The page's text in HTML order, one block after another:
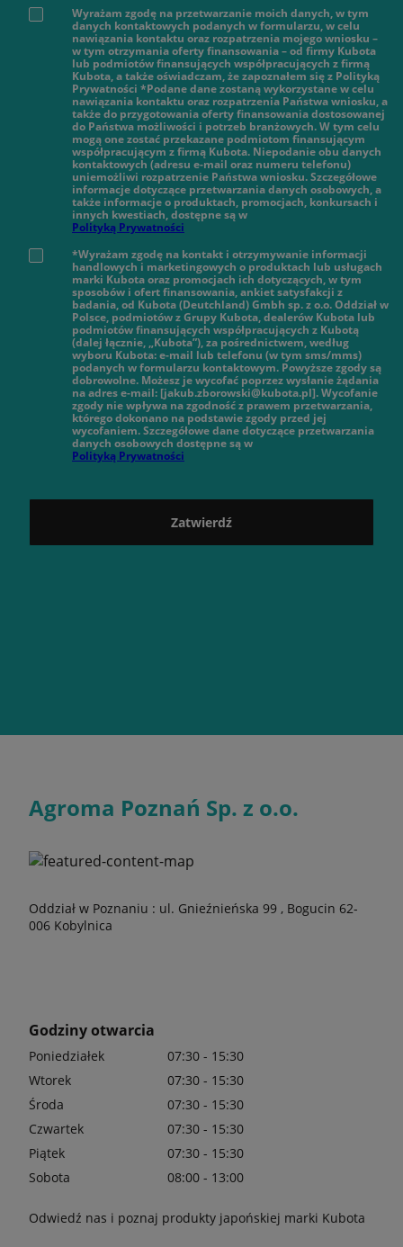
Wyrażam zgodę na przetwarzanie moich danych, w tym
danych kontaktowych podanych w formularzu, w celu
nawiązania kontaktu oraz rozpatrzenia mojego wniosku –
w tym otrzymania oferty finansowania – od firmy Kubota
lub podmiotów finansujących współpracujących z firmą
Kubota, a także oświadczam, że zapoznałem się z Polityką
Prywatności *Podane dane zostaną wykorzystane w celu
nawiązania kontaktu oraz rozpatrzenia Państwa wniosku, a
także do przygotowania oferty finansowania dostosowanej
do Państwa możliwości i potrzeb branżowych. W tym celu
mogą one zostać przekazane podmiotom finansującym
współpracującym z firmą Kubota. Niepodanie obu danych
kontaktowych (adresu e-mail oraz numeru telefonu)
uniemożliwi rozpatrzenie Państwa wniosku. Szczegółowe
informacje dotyczące przetwarzania danych osobowych, a
także informacje o produktach, promocjach, konkursach i
innych kwestiach, dostępne są w
Polityką Prywatności
*Wyrażam zgodę na kontakt i otrzymywanie informacji
handlowych i marketingowych o produktach lub usługach
marki Kubota oraz promocjach ich dotyczących, w tym
sposobów i ofert finansowania, ankiet satysfakcji z
badania, od Kubota (Deutchland) Gmbh sp. z o.o. Oddział w
Polsce, podmiotów z Grupy Kubota, dealerów Kubota lub
podmiotów finansujących współpracujących z Kubotą
(dalej łącznie, „Kubota”), za pośrednictwem, według
wyboru Kubota: e-mail lub telefonu (w tym sms/mms)
podanych w formularzu kontaktowym. Powyższe zgody są
dobrowolne. Możesz je wycofać poprzez wysłanie żądania
na adres e-mail: [jakub.zborowski@kubota.pl]. Wycofanie
zgody nie wpływa na zgodność z prawem przetwarzania,
którego dokonano na podstawie zgody przed jej
wycofaniem. Szczegółowe dane dotyczące przetwarzania
danych osobowych dostępne są w
Polityką Prywatności
Zatwierdź
Agroma Poznań Sp. z o.o.
Oddział w Poznaniu : ul. Gnieźnieńska 99 , Bogucin 62-
006 Kobylnica
Godziny otwarcia
Poniedziałek
07:30 - 15:30
Wtorek
07:30 - 15:30
Środa
07:30 - 15:30
Czwartek
07:30 - 15:30
Piątek
07:30 - 15:30
Sobota
08:00 - 13:00
Odwiedź nas i poznaj produkty japońskiej marki Kubota